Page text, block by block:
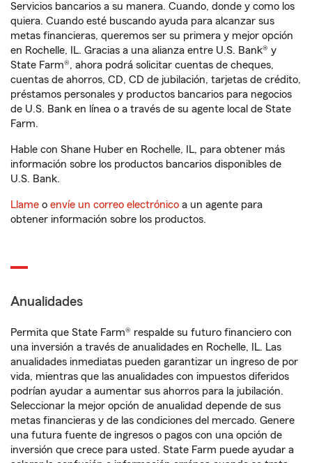
Servicios bancarios a su manera. Cuando, donde y como los
quiera. Cuando esté buscando ayuda para alcanzar sus
metas financieras, queremos ser su primera y mejor opción
en Rochelle, IL. Gracias a una alianza entre U.S. Bank® y
State Farm®, ahora podrá solicitar cuentas de cheques,
cuentas de ahorros, CD, CD de jubilación, tarjetas de crédito,
préstamos personales y productos bancarios para negocios
de U.S. Bank en línea o a través de su agente local de State
Farm.
Hable con Shane Huber en Rochelle, IL, para obtener más
información sobre los productos bancarios disponibles de
U.S. Bank.
Llame o envíe un correo electrónico a un agente para
obtener información sobre los productos.
Anualidades
Permita que State Farm® respalde su futuro financiero con
una inversión a través de anualidades en Rochelle, IL. Las
anualidades inmediatas pueden garantizar un ingreso de por
vida, mientras que las anualidades con impuestos diferidos
podrían ayudar a aumentar sus ahorros para la jubilación.
Seleccionar la mejor opción de anualidad depende de sus
metas financieras y de las condiciones del mercado. Genere
una futura fuente de ingresos o pagos con una opción de
inversión que crece para usted. State Farm puede ayudar a